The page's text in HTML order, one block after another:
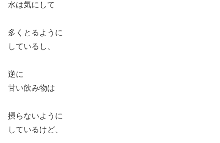
水は気にして
多くとるように
しているし、
逆に
甘い飲み物は
摂らないように
しているけど、